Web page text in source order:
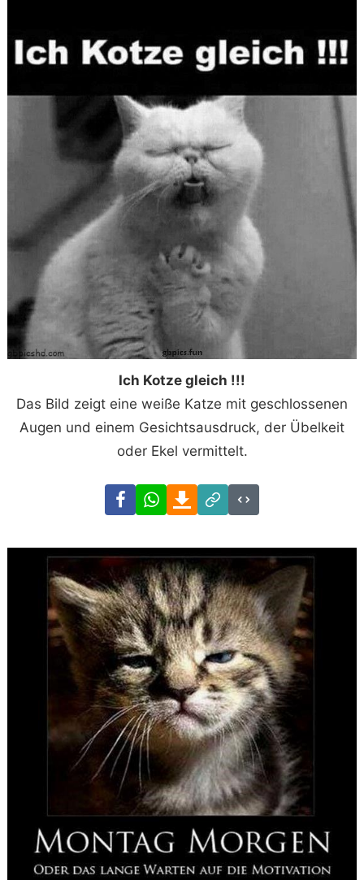
Ich Kotze gleich !!!
Das Bild zeigt eine weiße Katze mit geschlossenen
Augen und einem Gesichtsausdruck, der Übelkeit
oder Ekel vermittelt.
FacebookWhatsAppDownload
Link
Code